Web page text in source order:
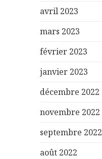
avril 2023
mars 2023
février 2023
janvier 2023
décembre 2022
novembre 2022
septembre 2022
août 2022